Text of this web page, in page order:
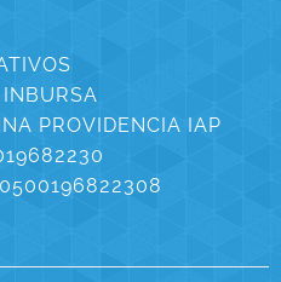
PROVIDENCIA IAP